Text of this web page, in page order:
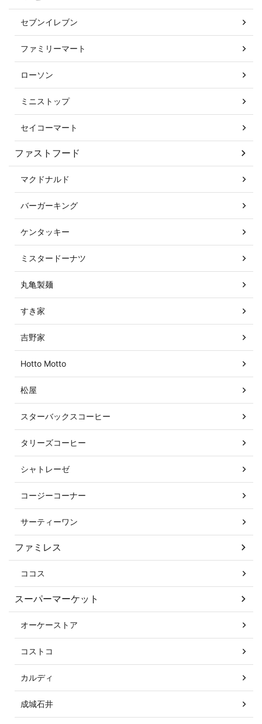
セブンイレブン
ファミリーマート
ローソン
ミニストップ
セイコーマート
ファストフード
マクドナルド
バーガーキング
ケンタッキー
ミスタードーナツ
丸亀製麺
すき家
吉野家
Hotto Motto
松屋
スターバックスコーヒー
タリーズコーヒー
シャトレーゼ
コージーコーナー
サーティーワン
ファミレス
ココス
スーパーマーケット
オーケーストア
コストコ
カルディ
成城石井